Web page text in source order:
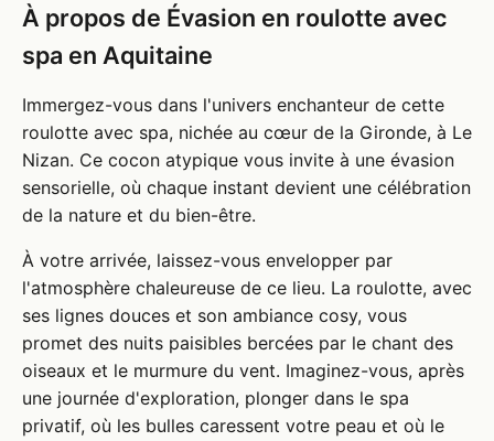
À propos de Évasion en roulotte avec
spa en Aquitaine
Immergez-vous dans l'univers enchanteur de cette
roulotte avec spa, nichée au cœur de la Gironde, à Le
Nizan. Ce cocon atypique vous invite à une évasion
sensorielle, où chaque instant devient une célébration
de la nature et du bien-être.
À votre arrivée, laissez-vous envelopper par
l'atmosphère chaleureuse de ce lieu. La roulotte, avec
ses lignes douces et son ambiance cosy, vous
promet des nuits paisibles bercées par le chant des
oiseaux et le murmure du vent. Imaginez-vous, après
une journée d'exploration, plonger dans le spa
privatif, où les bulles caressent votre peau et où le